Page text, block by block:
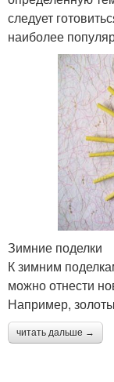
следует
наиболее
Зимние поделки
К зимним
можно отнести
Например,
читать дальше →